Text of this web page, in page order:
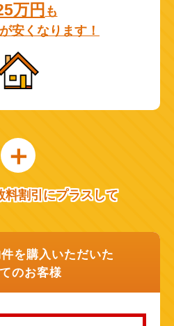
万円 も
安くなります！
料割引にプラスして
を購入いただいた
のお客様